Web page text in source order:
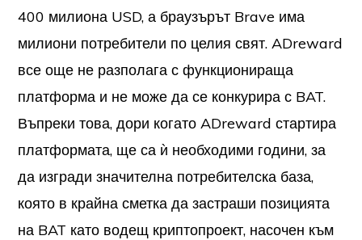
400 милиона USD, а браузърът Brave има
милиони потребители по целия свят. ADreward
все още не разполага с функционираща
платформа и не може да се конкурира с BAT.
Въпреки това, дори когато ADreward стартира
платформата, ще са ѝ необходими години, за
да изгради значителна потребителска база,
която в крайна сметка да застраши позицията
на BAT като водещ криптопроект, насочен към